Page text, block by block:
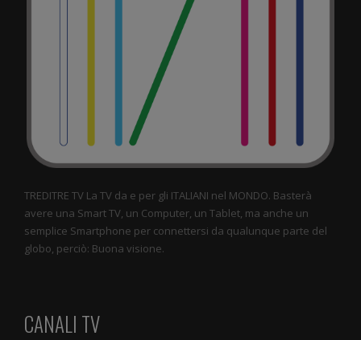
TREDITRE TV La TV da e per gli ITALIANI nel MONDO. Basterà
avere una Smart TV, un Computer, un Tablet, ma anche un
semplice Smartphone per connettersi da qualunque parte del
globo, perciò: Buona visione.
CANALI TV